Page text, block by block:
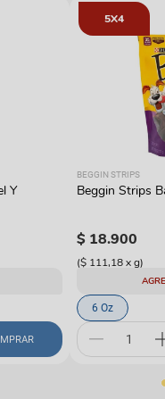
Y
5X4
BEGGIN STRIPS
Beggin Strips
$ 18.900
($ 111,18xg)
6 Oz